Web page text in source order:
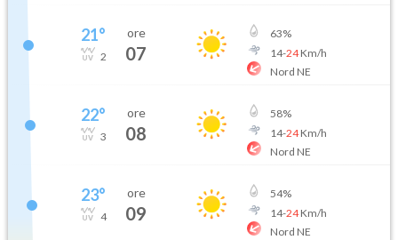
21°
2
ore
07
63%
14-24Km/h
Nord NE
22°
3
ore
08
58%
14-24Km/h
Nord NE
23°
4
ore
09
54%
14-24Km/h
Nord NE